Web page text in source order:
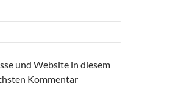
und Website in diesem
Kommentar